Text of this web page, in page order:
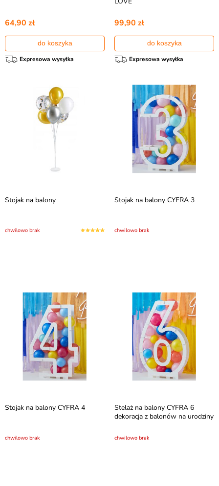
64,90 zł
do koszyka
Expresowa wysyłka
99,90 zł
do koszyka
Expresowa wysyłka
Stojak na balony
chwilowo brak
Stojak na balony CYFRA 3
chwilowo brak
Stojak na balony CYFRA 4
chwilowo brak
Stelaż na balony CYFRA 6
dekoracja z balonów na urodziny
chwilowo brak